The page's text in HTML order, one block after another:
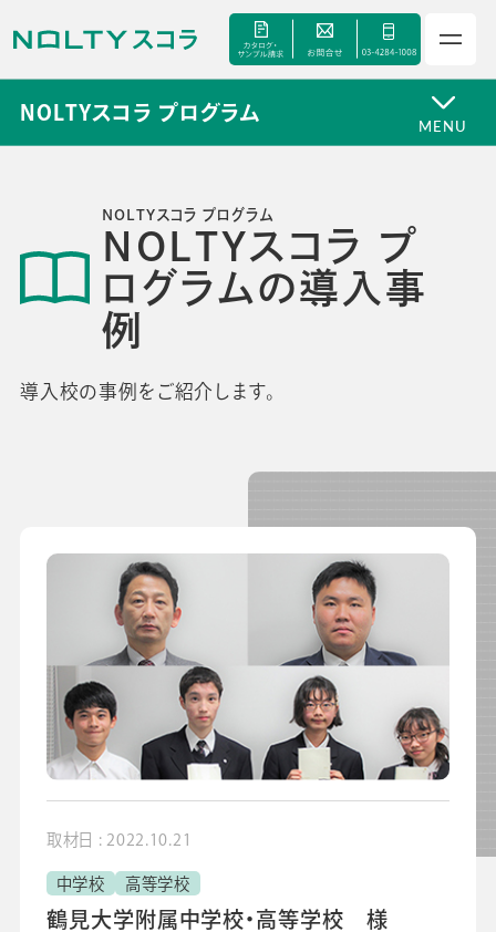
サービス
手帳甲子園
校長・副校長インタビュー
先生の学び応援コラム
SDGsの取組み
導入校向け データベース
NOLTYスコラ プログラム
MENU
NOLTYスコラ プ
ログラムの導入事
例
NOLTYスコラ プログラム
導入校の事例をご紹介します。
取材日 : 2022.10.21
中学校 高等学校
鶴見大学附属中学校・高等学校 様